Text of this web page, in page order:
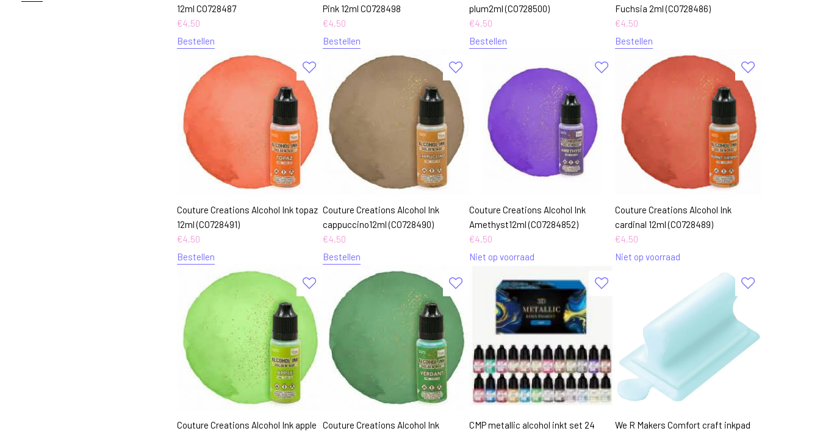
12ml CO728487
€4,50
Bestellen
Pink 12ml CO728498
€4,50
Bestellen
plum2ml (CO728500)
€4,50
Bestellen
Fuchsia 2ml (CO728486)
€4,50
Bestellen
Couture Creations Alcohol Ink topaz
12ml (CO728491)
€4,50
Bestellen
Couture Creations Alcohol Ink
cappuccino12ml (CO728490)
€4,50
Bestellen
Couture Creations Alcohol Ink
Amethyst12ml (CO7284852)
€4,50
Niet op voorraad
Couture Creations Alcohol Ink
cardinal 12ml (CO728489)
€4,50
Niet op voorraad
Couture Creations Alcohol Ink apple
Couture Creations Alcohol Ink
CMP metallic alcohol inkt set 24
We R Makers Comfort craft inkpad